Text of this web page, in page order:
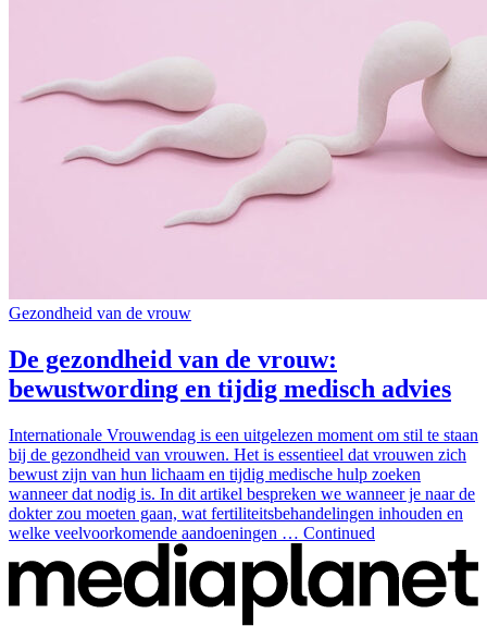
Gezondheid van de vrouw
De gezondheid van de vrouw:
bewustwording en tijdig medisch advies
Internationale Vrouwendag is een uitgelezen moment om stil te staan
bij de gezondheid van vrouwen. Het is essentieel dat vrouwen zich
bewust zijn van hun lichaam en tijdig medische hulp zoeken
wanneer dat nodig is. In dit artikel bespreken we wanneer je naar de
dokter zou moeten gaan, wat fertiliteitsbehandelingen inhouden en
welke veelvoorkomende aandoeningen … Continued